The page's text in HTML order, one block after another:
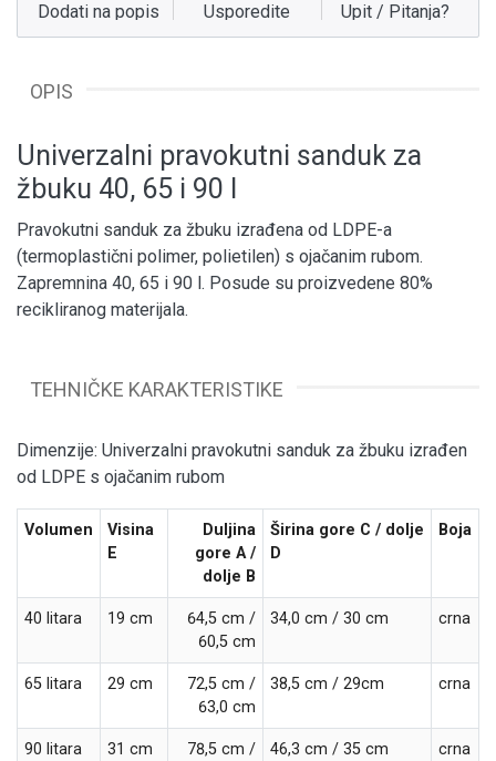
Dodati na popis Usporedite Upit / Pitanja?
OPIS
Univerzalni pravokutni sanduk za
žbuku 40, 65 i 90 l
Pravokutni sanduk za žbuku izrađena od LDPE-a
(termoplastični polimer, polietilen) s ojačanim rubom.
Zapremnina 40, 65 i 90 l. Posude su proizvedene 80%
recikliranog materijala.
TEHNIČKE KARAKTERISTIKE
Dimenzije: Univerzalni pravokutni sanduk za žbuku izrađen
od LDPE s ojačanim rubom
Volumen
Visina
E
Duljina
gore A/
dolje B
Širina gore C / dolje
D
Boja
40 litara 19 cm
64,5 cm /
60,5 cm
34,0 cm / 30 cm crna
65 litara 29 cm
72,5 cm /
63,0 cm
38,5 cm / 29cm crna
90 litara 31 cm
78,5 cm /
46,3 cm / 35 cm crna